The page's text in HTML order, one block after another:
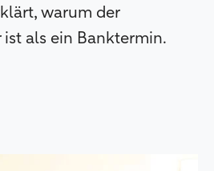
warum der
als ein Banktermin.